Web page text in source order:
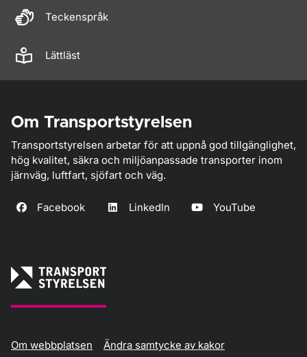
Teckenspråk
Lättläst
Om Transportstyrelsen
Transportstyrelsen arbetar för att uppnå god tillgänglighet,
hög kvalitet, säkra och miljöanpassade transporter inom
järnväg, luftfart, sjöfart och väg.
Facebook LinkedIn YouTube
Om webbplatsen Ändra samtycke av kakor